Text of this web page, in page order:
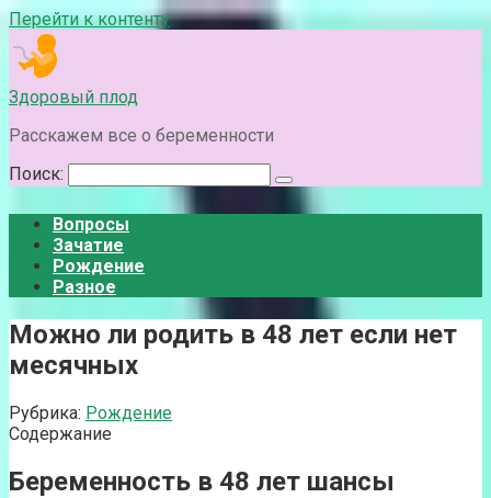
Перейти к контенту
Здоровый плод
Расскажем все о беременности
Поиск:
Вопросы
Зачатие
Рождение
Разное
Можно ли родить в 48 лет если нет
месячных
Рубрика: Рождение
Содержание
Беременность в 48 лет шансы